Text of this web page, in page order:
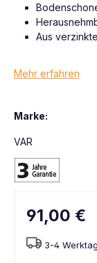
Aus
Mehr erfahren
Marke:
VAR
91,00 €
3-4